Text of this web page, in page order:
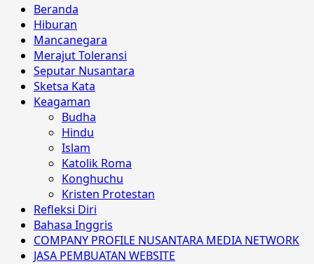
Beranda
Hiburan
Mancanegara
Merajut Toleransi
Seputar Nusantara
Sketsa Kata
Keagaman
Budha
Hindu
Islam
Katolik Roma
Konghuchu
Kristen Protestan
Refleksi Diri
Bahasa Inggris
COMPANY PROFILE NUSANTARA MEDIA NETWORK
JASA PEMBUATAN WEBSITE